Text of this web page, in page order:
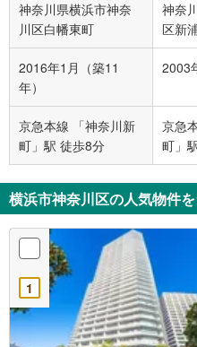
神奈川県横浜市神奈
川区白幡東町
神奈
区新
2016年1月（築11
年）
2003
京急本線 「神奈川新
町」駅 徒歩8分
京急
町」
横浜市神奈川区の人気物件
1